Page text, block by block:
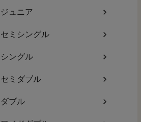
ジュニア
セミシングル
シングル
セミダブル
ダブル